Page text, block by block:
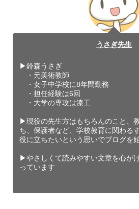
うさぎ先生
▶︎鈴森うさぎ
・元美術教師
・女子中学校に8年間勤務
・担任経験は6回
・大学の専攻は漆工
▶︎現役の先生方はもちろんのこと、
ち、保護者など、学校教育に関わる
役に立ちたいという思いでブログを
▶︎やさしくて読みやすい文章を心が
っています